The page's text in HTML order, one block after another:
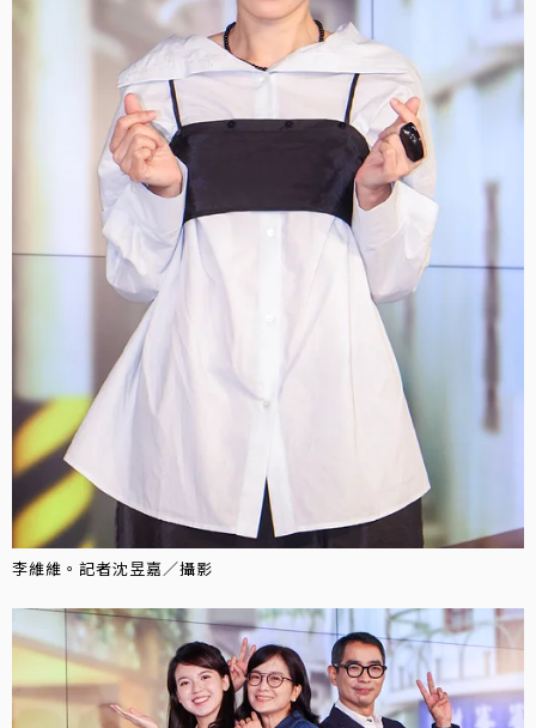
李維維。記者沈昱嘉／攝影